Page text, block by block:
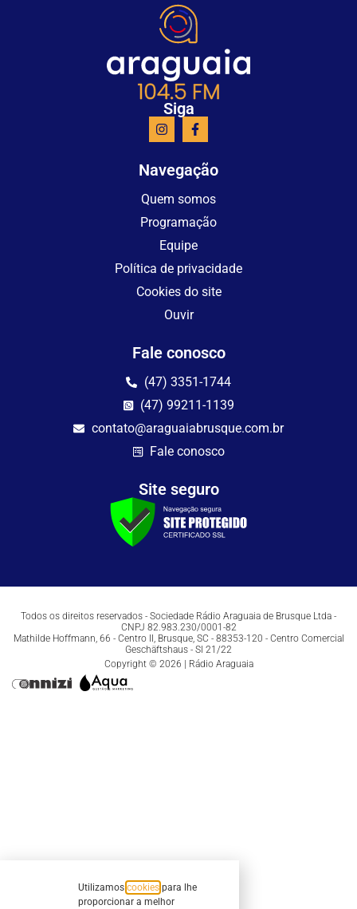
Siga
Navegação
Quem somos
Programação
Equipe
Política de privacidade
Cookies do site
Ouvir
Fale conosco
(47) 3351-1744
(47) 99211-1139
contato@araguaiabrusque.com.br
Fale conosco
Site seguro
Todos os direitos reservados - Sociedade Rádio Araguaia de Brusque Ltda -
CNPJ 82.983.230/0001-82
Mathilde Hoffmann, 66 - Centro II, Brusque, SC - 88353-120 - Centro Comercial
Geschäftshaus - Sl 21/22
Copyright © 2026 | Rádio Araguaia
Utilizamos cookies para lhe
proporcionar a melhor